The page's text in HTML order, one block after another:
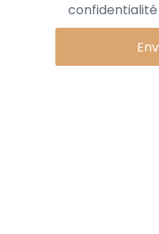
confidentialité